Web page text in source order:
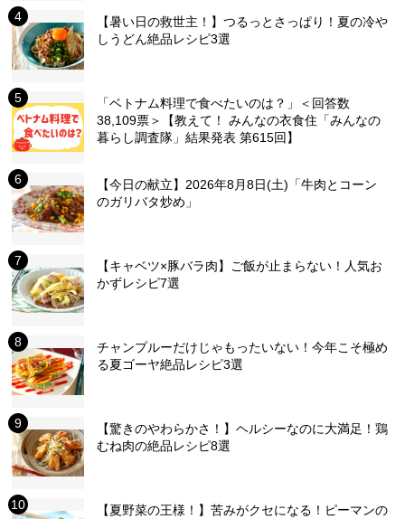
【暑い日の救世主！】つるっとさっぱり！夏の冷や
しうどん絶品レシピ3選
「ベトナム料理で食べたいのは？」＜回答数
38,109票＞【教えて！ みんなの衣食住「みんなの
暮らし調査隊」結果発表 第615回】
【今日の献立】2026年8月8日(土)「牛肉とコーン
のガリバタ炒め」
【キャベツ×豚バラ肉】ご飯が止まらない！人気お
かずレシピ7選
チャンプルーだけじゃもったいない！今年こそ極め
る夏ゴーヤ絶品レシピ3選
【驚きのやわらかさ！】ヘルシーなのに大満足！鶏
むね肉の絶品レシピ8選
【夏野菜の王様！】苦みがクセになる！ピーマンの